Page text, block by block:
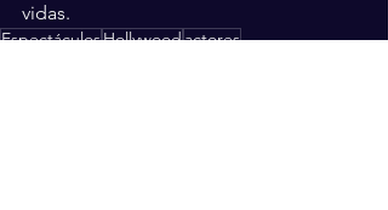
vidas.
EspectáculosHollywoodactores